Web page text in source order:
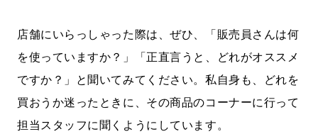
店舗にいらっしゃった際は、ぜひ、「販売員さんは何
を使っていますか？」「正直言うと、どれがオススメ
ですか？」と聞いてみてください。私自身も、どれを
買おうか迷ったときに、その商品のコーナーに行って
担当スタッフに聞くようにしています。